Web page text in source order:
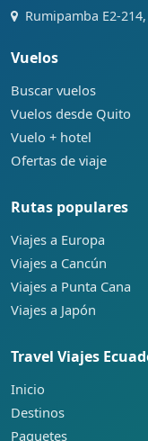
Rumipamba E2-
Vuelos
Buscar vuelos
Vuelos desde Quito
Vuelo + hotel
Ofertas de viaje
Rutas populares
Viajes a Europa
Viajes a Cancún
Viajes a Punta Cana
Viajes a Japón
Travel Viajes
Inicio
Destinos
Paquetes